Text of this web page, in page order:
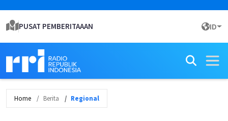
PUSAT PEMBERITAAAN ID
Home Berita Regional